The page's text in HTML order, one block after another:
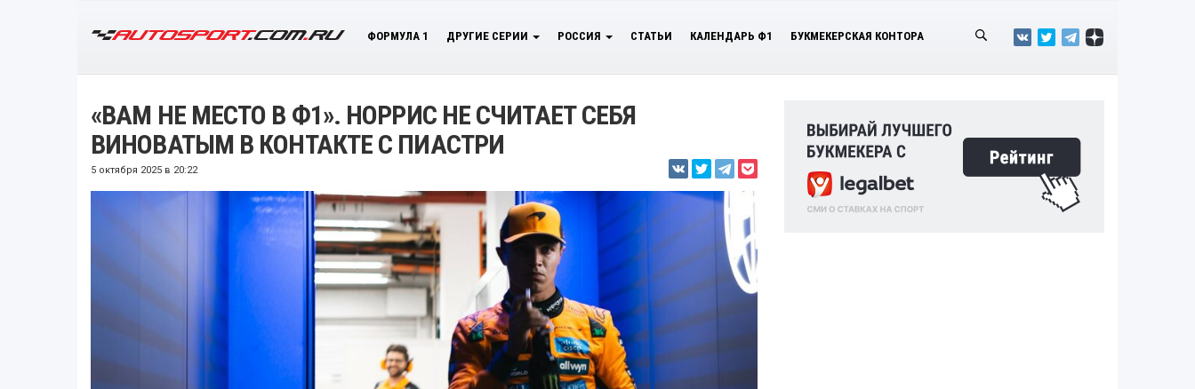
ФОРМУЛА 1 ДРУГИЕ СЕРИИ РОССИЯ СТАТЬИ КАЛЕНДАРЬ Ф1 БУКМЕКЕРСКАЯ КОНТОРА
«ВАМ НЕ МЕСТО В Ф1». НОРРИС НЕ СЧИТАЕТ СЕБЯ
ВИНОВАТЫМ В КОНТАКТЕ С ПИАСТРИ
5 октября 2025 в 20:22